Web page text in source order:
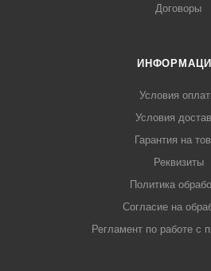
Договоры
Условия
Условия
Гарантия на
Реквизиты
Политика
Согласие на
Регламент по работе с